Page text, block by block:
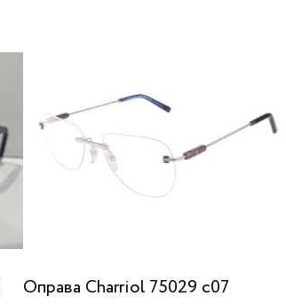
Оправа Charriol 75029 c07